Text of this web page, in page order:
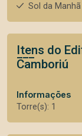
Sol da Manhã
Itens do
Camboriú
Informações
Torre(s): 1